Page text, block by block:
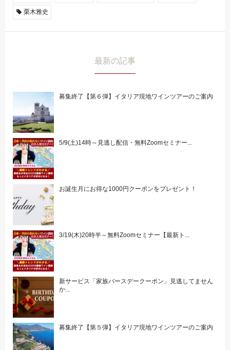
栗木雅史
最新の記事
募集終了【第６弾】イタリア現地ワインツアーのご案内
5/9(土)14時～見逃し配信・無料Zoomセミナー...
お誕生月にお得な1000円クーポンをプレゼント！
3/19(木)20時半～無料Zoomセミナー【最新ト...
新サービス「家族バースデークーポン」見逃してません
か...
募集終了【第５弾】イタリア現地ワインツアーのご案内